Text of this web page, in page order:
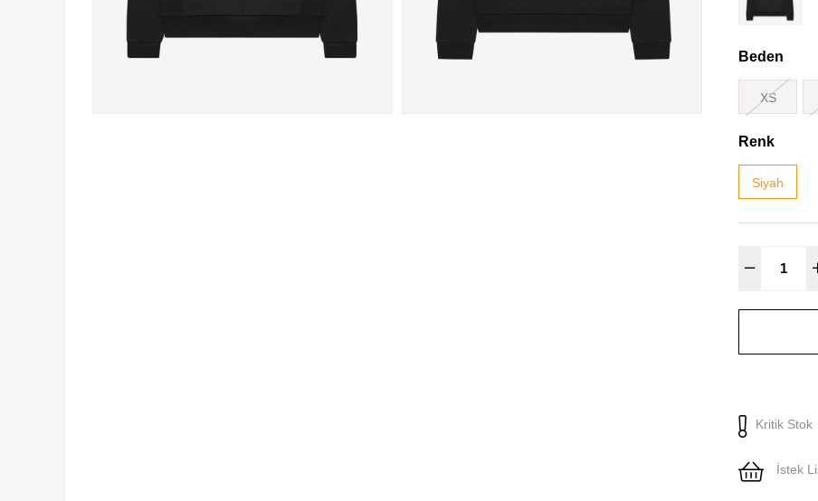
Beden
XS
Renk
Siyah
Kritik Stok
İstek